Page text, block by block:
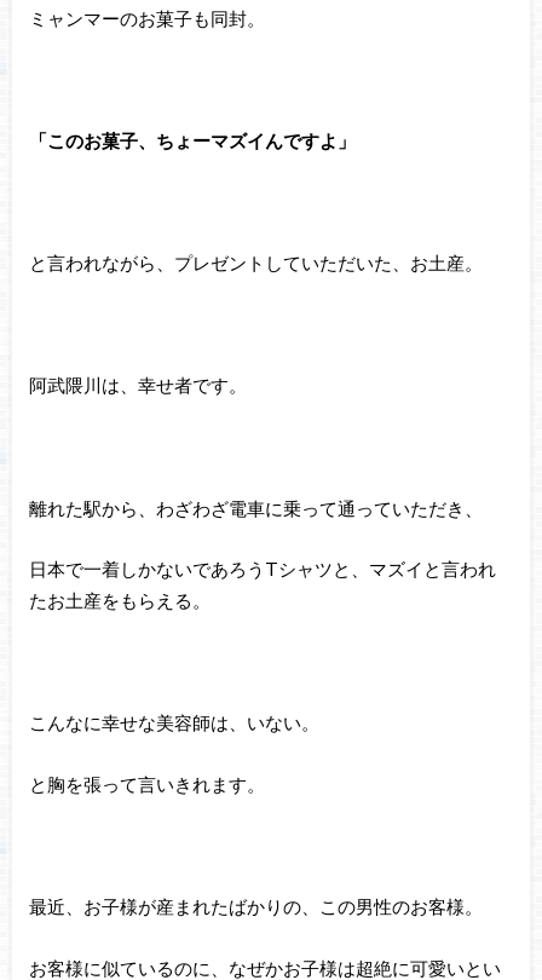
ミャンマーのお菓子も同封。
「このお菓子、ちょーマズイんですよ」
と言われながら、プレゼントしていただいた、お土産。
阿武隈川は、幸せ者です。
離れた駅から、わざわざ電車に乗って通っていただき、
日本で一着しかないであろうTシャツと、マズイと言われ
たお土産をもらえる。
こんなに幸せな美容師は、いない。
と胸を張って言いきれます。
最近、お子様が産まれたばかりの、この男性のお客様。
お客様に似ているのに、なぜかお子様は超絶に可愛いとい